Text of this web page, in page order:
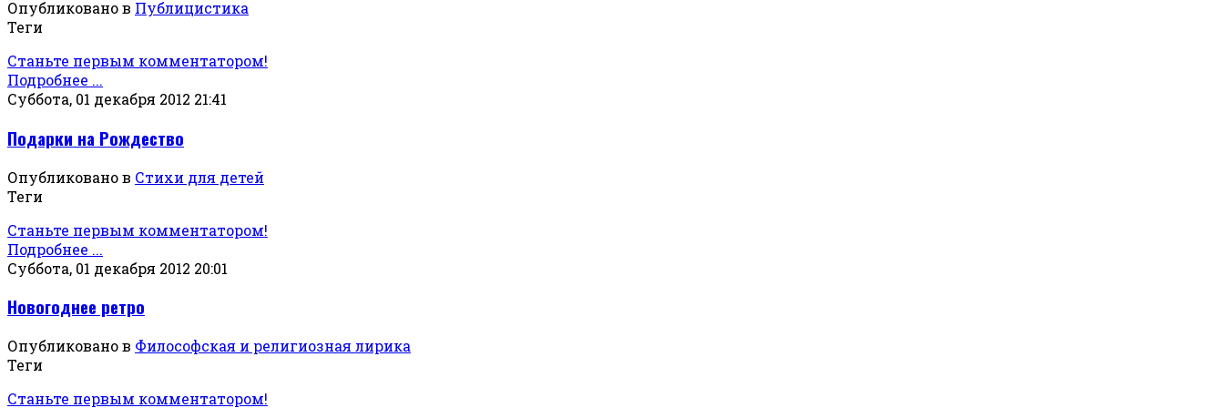
Опубликовано в Публицистика
Теги
Станьте первым комментатором!
Подробнее ...
Суббота, 01 декабря 2012 21:41
Подарки на Рождество
Опубликовано в Стихи для детей
Теги
Станьте первым комментатором!
Подробнее ...
Суббота, 01 декабря 2012 20:01
Новогоднее ретро
Опубликовано в Философская и религиозная лирика
Теги
Станьте первым комментатором!